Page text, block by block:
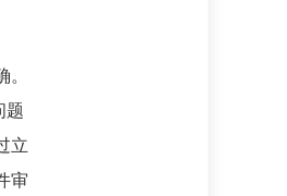
题
立
审